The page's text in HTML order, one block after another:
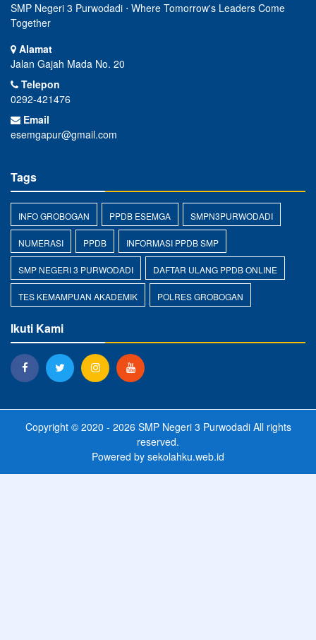
SMP Negeri 3 Purwodadi ⋅ Where Tomorrow's Leaders Come
Together
Alamat
Jalan Gajah Mada No. 20
Telepon
0292-421476
Email
esemgapur@gmail.com
Tags
INFO GROBOGAN PPDB ESEMGA SMPN3PURWODADI
NUMERASI PPDB INFORMASI PPDB SMP
SMP NEGERI 3 PURWODADI DAFTAR ULANG PPDB ONLINE
TES KEMAMPUAN AKADEMIK POLRES GROBOGAN
Ikuti Kami
Copyright © 2020 - 2026 SMP Negeri 3 PurwodadiAll rights
reserved.
Powered by sekolahku.web.id